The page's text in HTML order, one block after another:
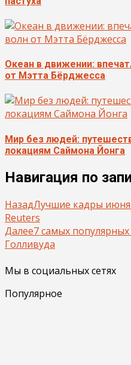
Океан в движении:
от Мэтта Бёрджесса
Мир без людей:
локациям Саймона Йонга
Навигация по
НазадЛучшие кадры июня
Reuters
Далее7 самых
Голливуда
Мы в социальных сетях
Популярное